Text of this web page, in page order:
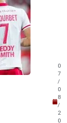
0
7
/
0
8
/
2
0